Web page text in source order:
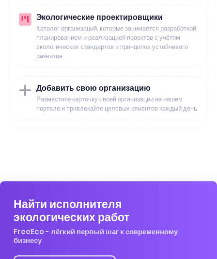
Экологические проектировщики
Каталог организаций, которые занимается разработкой,
планированием и реализацией проектов с учётом
экологических стандартов и принципов устойчивого
развития
Добавить свою организацию
Разместите карточку своей организации на нашем
портале и привлекайте целевых клиентов каждый день
Найти исполнителя
экологических работ
FreeEco - лёгкий первый шаг к современному
бизнесу